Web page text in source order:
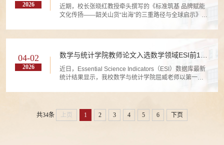
2026
载并获省领导批示
近期，校长张晓红教授牵头撰写的《标准筑基 品牌赋能
文化传扬——韶关山货“出海”的三重路径与全球启示》
能》等两篇咨政报告，被广东省社科联《南方智库专
报》刊载，并获得省委、省政府领导批示。
04-02
2026
数学与统计学院教师论文入选数学领域ESI前1%
高被引论文
近日，Essential Science Indicators（ESI）数据库最新
统计结果显示，我校数学与统计学院屈威老师以第一作
Applications》发表的论文“A Novel Fourth-Order
Nonlinear Reaction-Diffusion Equations and Its
Optimal Preconditioned Solver”入选数学领域 ESI 前
共34条 上页 1 2 3 4 5 6 下页